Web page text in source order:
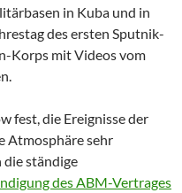
in Kuba und in
des ersten Sputnik-
Korps mit Videos vom
fest, die Ereignisse der
Atmosphäre sehr
die ständige
des ABM-Vertrages